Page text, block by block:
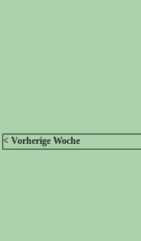
< Vorherige Woche